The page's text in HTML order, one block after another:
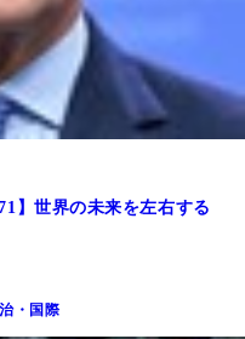
】世界の未来を左右する
・国際